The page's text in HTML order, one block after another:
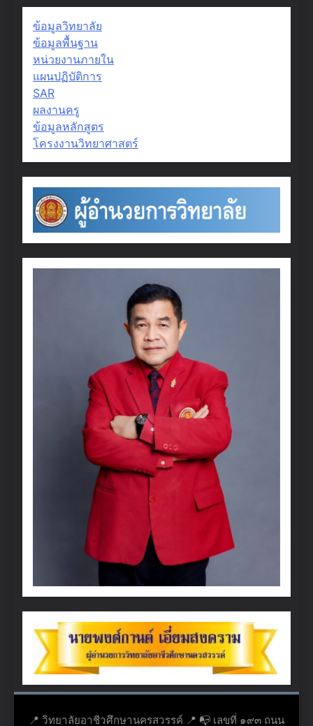
ข้อมูลวิทยาลัย
ข้อมูลพื้นฐาน
หน่วยงานภายใน
แผนปฏิบัติการ
SAR
ผลงานครู
ข้อมูลหลักสูตร
โครงงานวิทยาศาสตร์
📍 วิทยาลัยอาชีวศึกษานครสวรรค์ 📍 📭 เลขที่ ๑๙๓ ถนน